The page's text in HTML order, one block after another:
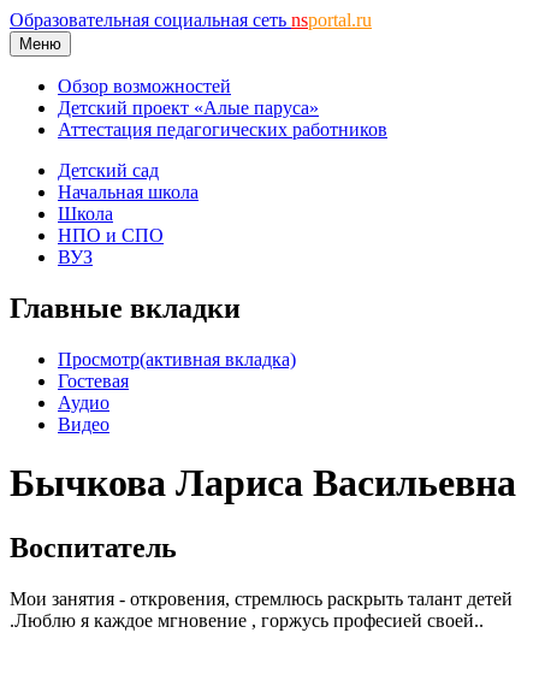
Образовательная социальная сеть nsportal.ru
Меню
Обзор возможностей
Детский проект «Алые паруса»
Аттестация педагогических работников
Детский сад
Начальная школа
Школа
НПО и СПО
ВУЗ
Главные вкладки
Просмотр(активная вкладка)
Гостевая
Аудио
Видео
Бычкова Лариса Васильевна
Воспитатель
Мои занятия - откровения, стремлюсь раскрыть талант детей
.Люблю я каждое мгновение , горжусь професией своей..